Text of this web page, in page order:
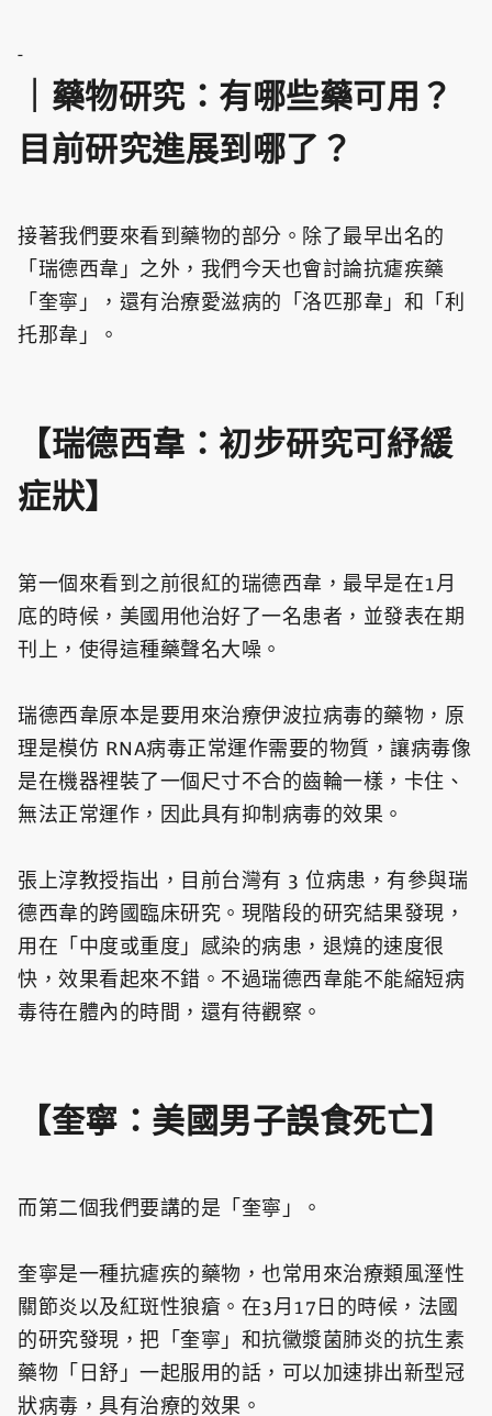
-
｜藥物研究：有哪些藥可用？
目前研究進展到哪了？
接著我們要來看到藥物的部分。除了最早出名的
「瑞德西韋」之外，我們今天也會討論抗瘧疾藥
「奎寧」，還有治療愛滋病的「洛匹那韋」和「利
托那韋」。
【瑞德西韋：初步研究可紓緩
症狀】
第一個來看到之前很紅的瑞德西韋，最早是在1月
底的時候，美國用他治好了一名患者，並發表在期
刊上，使得這種藥聲名大噪。
瑞德西韋原本是要用來治療伊波拉病毒的藥物，原
理是模仿 RNA病毒正常運作需要的物質，讓病毒像
是在機器裡裝了一個尺寸不合的齒輪一樣，卡住、
無法正常運作，因此具有抑制病毒的效果。
張上淳教授指出，目前台灣有 3 位病患，有參與瑞
德西韋的跨國臨床研究。現階段的研究結果發現，
用在「中度或重度」感染的病患，退燒的速度很
快，效果看起來不錯。不過瑞德西韋能不能縮短病
毒待在體內的時間，還有待觀察。
【奎寧：美國男子誤食死亡】
而第二個我們要講的是「奎寧」。
奎寧是一種抗瘧疾的藥物，也常用來治療類風溼性
關節炎以及紅斑性狼瘡。在3月17日的時候，法國
的研究發現，把「奎寧」和抗黴漿菌肺炎的抗生素
藥物「日舒」一起服用的話，可以加速排出新型冠
狀病毒，具有治療的效果。